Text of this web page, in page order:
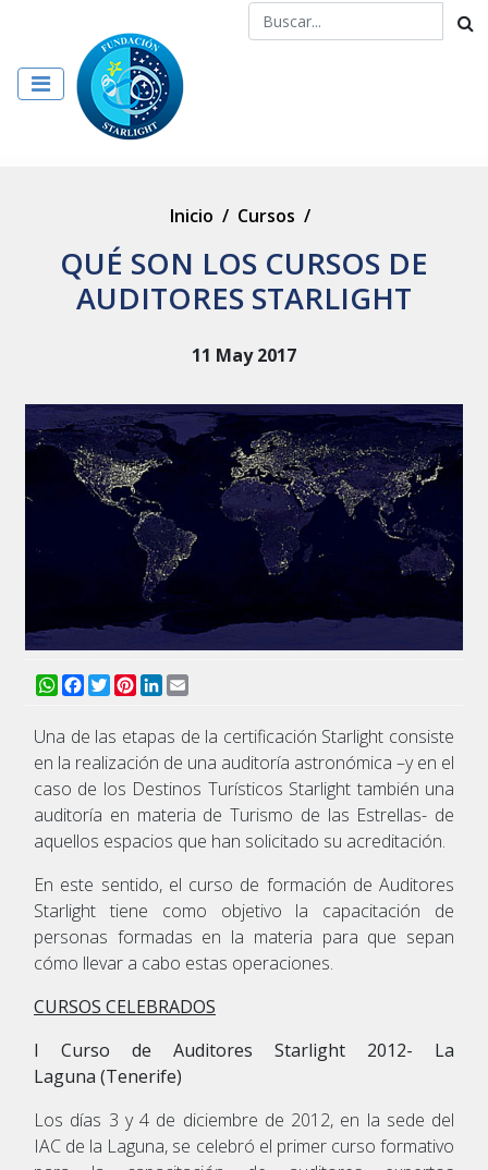
Inicio / Cursos /
QUÉ SON LOS CURSOS DE
AUDITORES STARLIGHT
11 May 2017
WhatsApp
Facebook
TwitterPinterest
LinkedIn
Una de las etapas de la certificación Starlight consiste
en la realización de una auditoría astronómica –y en el
caso de los Destinos Turísticos Starlight también una
auditoría en materia de Turismo de las Estrellas- de
aquellos espacios que han solicitado su acreditación.
En este sentido, el curso de formación de Auditores
Starlight tiene como objetivo la capacitación de
personas formadas en la materia para que sepan
cómo llevar a cabo estas operaciones.
CURSOS CELEBRADOS
I Curso de Auditores Starlight 2012- La
Laguna (Tenerife)
Los días 3 y 4 de diciembre de 2012, en la sede del
IAC de la Laguna, se celebró el primer curso formativo